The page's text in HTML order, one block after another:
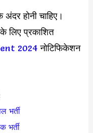
अंदर होनी चाहिए।
लिए प्रकाशित
2024 नोटिफिकेशन
भर्ती
भर्ती